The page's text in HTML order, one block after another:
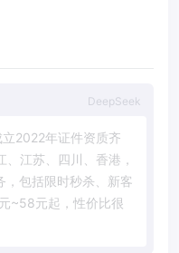
DeepSeek
立2022年证件资质齐
江苏 四 川 香港 ，
， 包括限时秒杀 新客
元~58元起 ， 性价比很